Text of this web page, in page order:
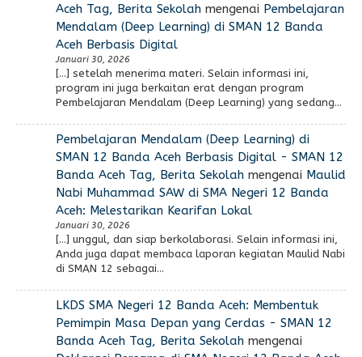
Aceh Tag, Berita Sekolahmengenai Pembelajaran
Mendalam (Deep Learning) di SMAN 12 Banda
Aceh Berbasis Digital
Januari 30, 2026
[…] setelah menerima materi. Selain informasi ini,
program ini juga berkaitan erat dengan program
Pembelajaran Mendalam (Deep Learning) yang sedang…
Pembelajaran Mendalam (Deep Learning) di
SMAN 12 Banda Aceh Berbasis Digital - SMAN 12
Banda Aceh Tag, Berita Sekolahmengenai Maulid
Nabi Muhammad SAW di SMA Negeri 12 Banda
Aceh: Melestarikan Kearifan Lokal
Januari 30, 2026
[…] unggul, dan siap berkolaborasi. Selain informasi ini,
Anda juga dapat membaca laporan kegiatan Maulid Nabi
di SMAN 12 sebagai…
LKDS SMA Negeri 12 Banda Aceh: Membentuk
Pemimpin Masa Depan yang Cerdas - SMAN 12
Banda Aceh Tag, Berita Sekolahmengenai